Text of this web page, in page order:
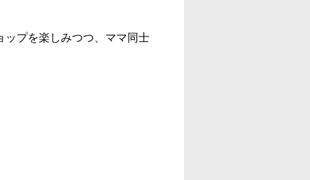
ップを楽しみつつ、ママ同士